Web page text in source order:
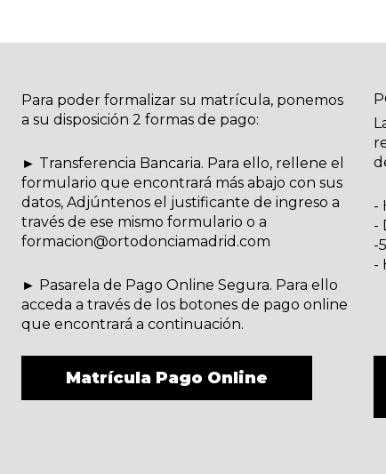
Para poder formalizar su matrícula, ponemos
a su disposición 2 formas de pago:
► Transferencia Bancaria. Para ello, rellene el
formulario que encontrará más abajo con sus
datos, Adjúntenos el justificante de ingreso a
través de ese mismo formulario o a
formacion@ortodonciamadrid.com
► Pasarela de Pago Online Segura. Para ello
acceda a través de los botones de pago online
que encontrará a continuación.
-
-
-
-
Matrícula Pago Online